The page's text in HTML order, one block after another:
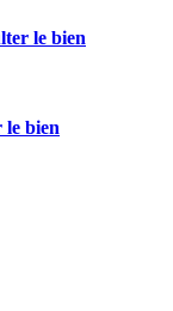
le bien
le bien